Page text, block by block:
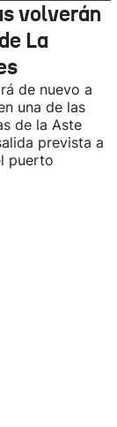
volverán
La
de nuevo a
una de las
de la Aste
prevista a
puerto